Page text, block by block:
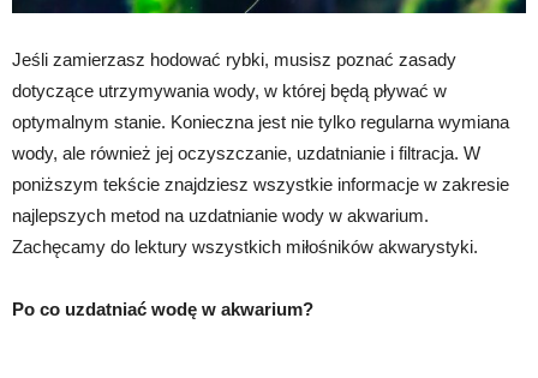
Jeśli zamierzasz hodować rybki, musisz poznać zasady
dotyczące utrzymywania wody, w której będą pływać w
optymalnym stanie. Konieczna jest nie tylko regularna wymiana
wody, ale również jej oczyszczanie, uzdatnianie i filtracja. W
poniższym tekście znajdziesz wszystkie informacje w zakresie
najlepszych metod na uzdatnianie wody w akwarium.
Zachęcamy do lektury wszystkich miłośników akwarystyki.
Po co uzdatniać wodę w akwarium?